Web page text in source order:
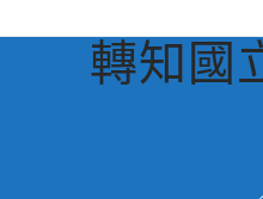
轉知國